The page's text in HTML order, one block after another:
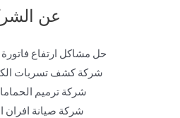
عن
حل مشاكل ارتفاع فاتورة
شركة كشف تسربات
شركة ترميم
شركة صيانة افران